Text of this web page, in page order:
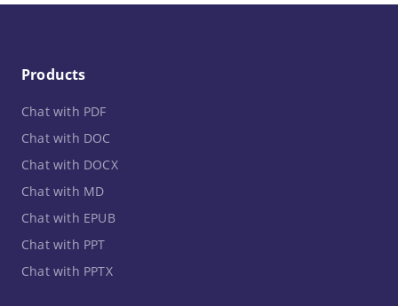
Products
Chat with PDF
Chat with DOC
Chat with DOCX
Chat with MD
Chat with EPUB
Chat with PPT
Chat with PPTX